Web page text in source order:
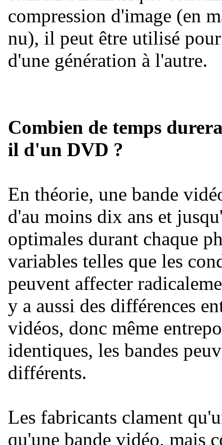
compression d'image (en
nu), il peut être utilisé
d'une génération à l'autre.
Combien de temps
il d'un DVD ?
En théorie, une bande
d'au moins dix ans et
optimales durant chaque
variables telles que les
peuvent affecter
y a aussi des différences
vidéos, donc même
identiques, les bandes
différents.
Les fabricants clament
qu'une bande vidéo, mais